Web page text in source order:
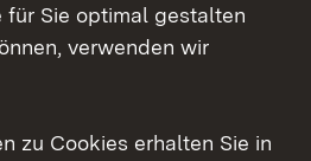
für Sie optimal gestalten
verwenden wir
zu Cookies erhalten Sie in